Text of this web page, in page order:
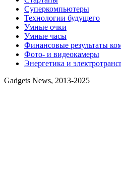
Суперкомпьютеры
Технологии будущего
Умные очки
Умные часы
Финансовые результаты
Фото- и видеокамеры
Энергетика и
Gadgets News, 2013-2025